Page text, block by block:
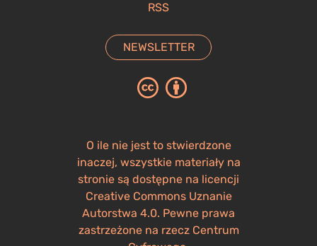
RSS
NEWSLETTER
O ile nie jest to stwierdzone
inaczej, wszystkie materiały na
stronie są dostępne na licencji
Creative Commons Uznanie
Autorstwa 4.0. Pewne prawa
zastrzeżone na rzecz Centrum